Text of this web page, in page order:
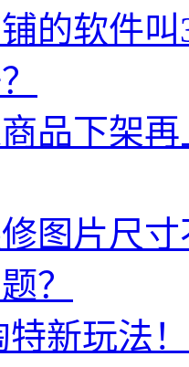
的软件
品下架
图片尺
？
特新玩法